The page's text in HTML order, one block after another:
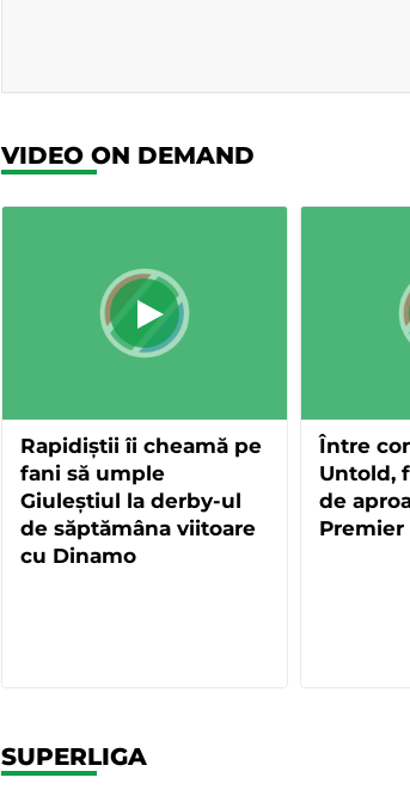
VIDEO ON DEMAND
Rapidiștii îi cheamă pe
fani să umple
Giuleștiul la derby-ul
de săptămâna viitoare
cu Dinamo
Între
Untold,
de
Premier
SUPERLIGA